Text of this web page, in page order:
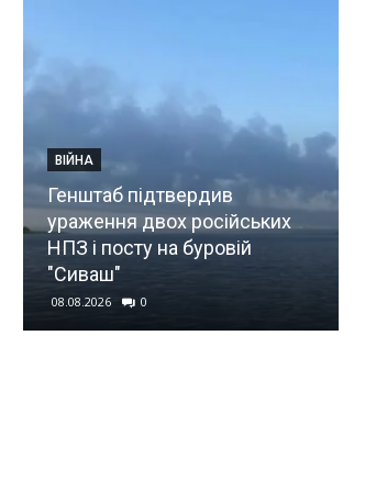
ВІЙНА
Генштаб підтвердив
ураження двох російських
НПЗ і посту на буровій
"Сиваш"
08.08.2026 0